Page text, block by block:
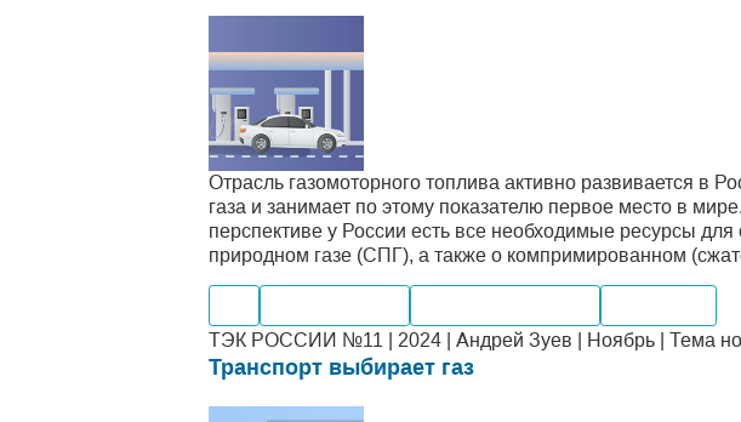
Отрасль газомоторного топлива активно развивается в
газа и занимает по этому показателю первое место в
перспективе у России есть все необходимые ресурсы
природном газе (СПГ), а также о компримированном
ТЭК РОССИИ №11 | 2024 | Андрей Зуев | Ноябрь | Тема
Транспорт выбирает газ